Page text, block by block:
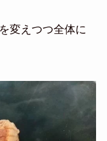
変えつつ全体に